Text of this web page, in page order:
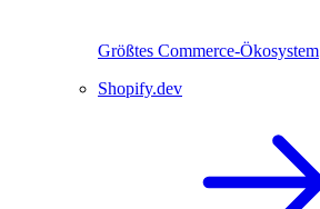
Größtes Commerce-Ökosystem
Shopify.dev